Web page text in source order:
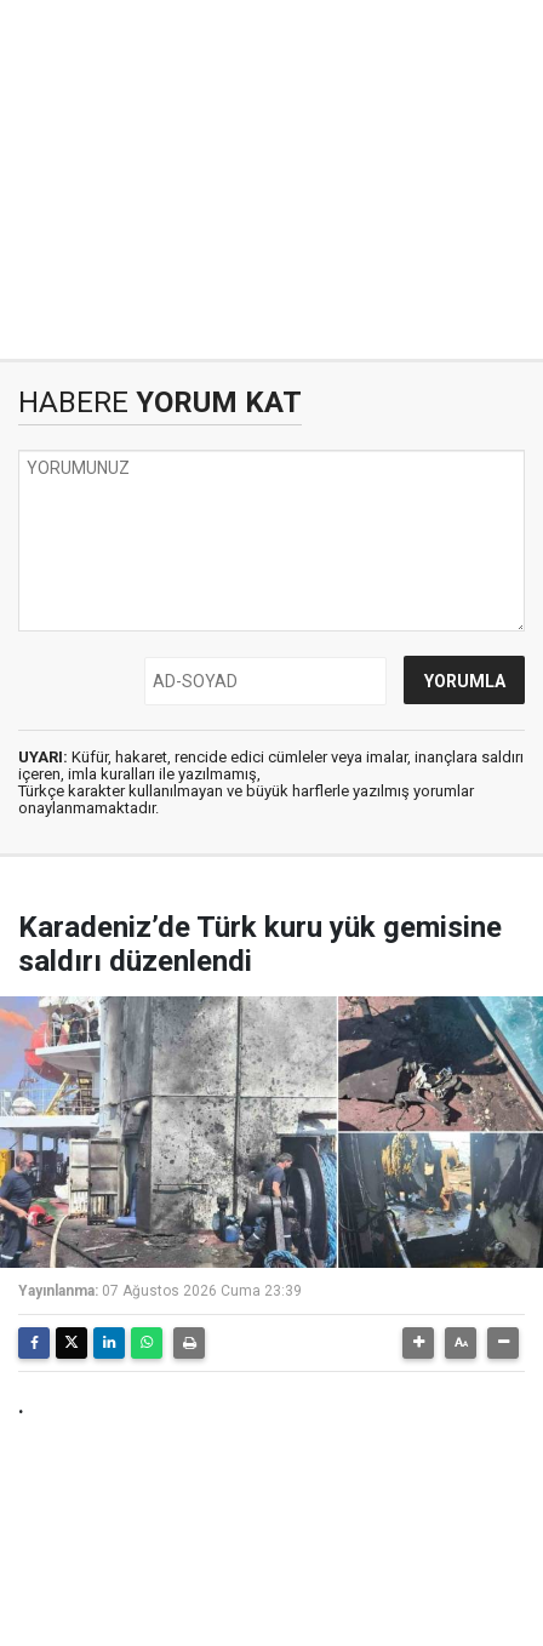
HABERE YORUM KAT
UYARI: Küfür, hakaret, rencide edici cümleler veya imalar, inançlara saldırı
içeren, imla kuralları ile yazılmamış,
Türkçe karakter kullanılmayan ve büyük harflerle yazılmış yorumlar
onaylanmamaktadır.
Karadeniz’de Türk kuru yük gemisine
saldırı düzenlendi
Yayınlanma: 07 Ağustos 2026 Cuma 23:39
.